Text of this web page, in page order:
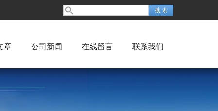
章 公司新闻 在线留言 联系我们